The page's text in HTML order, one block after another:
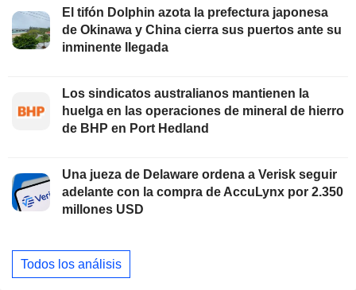
El tifón Dolphin azota la prefectura japonesa
de Okinawa y China cierra sus puertos ante su
inminente llegada
Los sindicatos australianos mantienen la
huelga en las operaciones de mineral de hierro
de BHP en Port Hedland
Una jueza de Delaware ordena a Verisk seguir
adelante con la compra de AccuLynx por 2.350
millones USD
Todos los análisis